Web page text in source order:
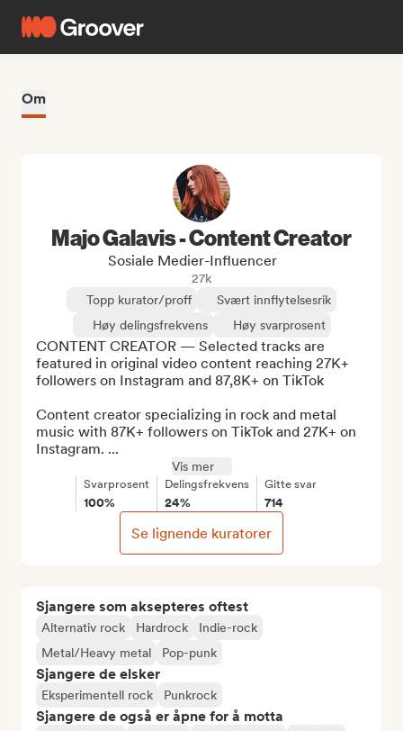
Om
Sjangere som aksepteres oftest
Alternativ rock Hardrock
Indie-rock
Metal/Heavy metal
Pop-punk
Sjangere de elsker
Eksperimentell rock Punkrock
Sjangere de også er åpne for å motta
Majo Galavis - Content Creator
Sosiale Medier-Influencer
27k
Topp kurator/proff
Svært innflytelsesrik
Høy delingsfrekvens
Høy svarprosent
CONTENT CREATOR — Selected tracks are
featured in original video content reaching 27K+
followers on Instagram and 87,8K+ on TikTok
Content creator specializing in rock and metal
music with 87K+ followers on TikTok and 27K+ on
Instagram. ...
Vis mer
Svarprosent
100%
Delingsfrekvens
24%
Gitte svar
714
Se lignende kuratorer